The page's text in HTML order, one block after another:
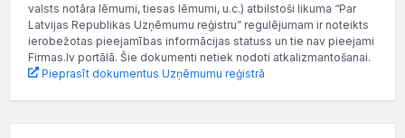
valsts notāra lēmumi, tiesas lēmumi, u.c.) atbilstoši likuma “Par
Latvijas Republikas Uzņēmumu reģistru” regulējumam ir noteikts
ierobežotas pieejamības informācijas statuss un tie nav pieejami
Firmas.lv portālā. Šie dokumenti netiek nodoti atkalizmantošanai.
Pieprasīt dokumentus Uzņēmumu reģistrā